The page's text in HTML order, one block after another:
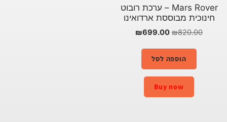
Mars Rover – ערכת רובוט
חינוכית מבוססת ארדואינו
₪820.00
₪699.00
הוספה לסל
Buy now